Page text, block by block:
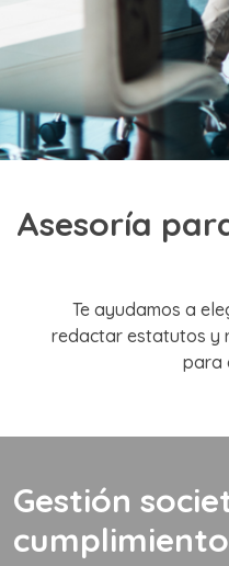
Asesoría
Te ayudamos a
redactar estatutos y
para
Gestión